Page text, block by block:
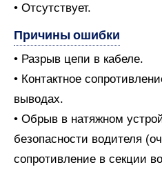
• Отсутствует.
Причины ошибки
• Разрыв цепи в кабеле.
• Контактное
выводах.
• Обрыв в натяжном
безопасности водителя
сопротивление в секции